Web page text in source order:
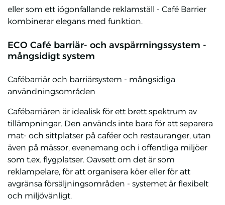
eller som ett iögonfallande reklamställ - Café Barrier
kombinerar elegans med funktion.
ECO Café barriär- och avspärrningssystem -
mångsidigt system
Cafébarriär och barriärsystem - mångsidiga
användningsområden
Cafébarriären är idealisk för ett brett spektrum av
tillämpningar. Den används inte bara för att separera
mat- och sittplatser på caféer och restauranger, utan
även på mässor, evenemang och i offentliga miljöer
som t.ex. flygplatser. Oavsett om det är som
reklampelare, för att organisera köer eller för att
avgränsa försäljningsområden - systemet är flexibelt
och miljövänligt.